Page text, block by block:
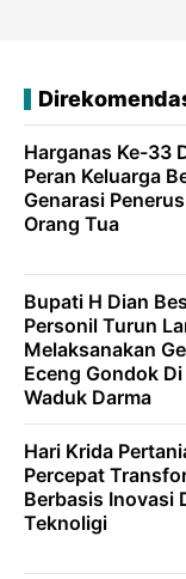
Harganas Ke-33
Peran Keluarga
Genarasi
Orang Tua
Bupati H Dian
Personil Turun
Melaksanakan
Eceng Gondok
Waduk Darma
Hari Krida
Percepat
Berbasis Inovasi
Teknoligi